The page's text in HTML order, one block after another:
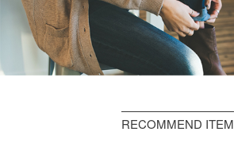
RECOMMEND ITEM